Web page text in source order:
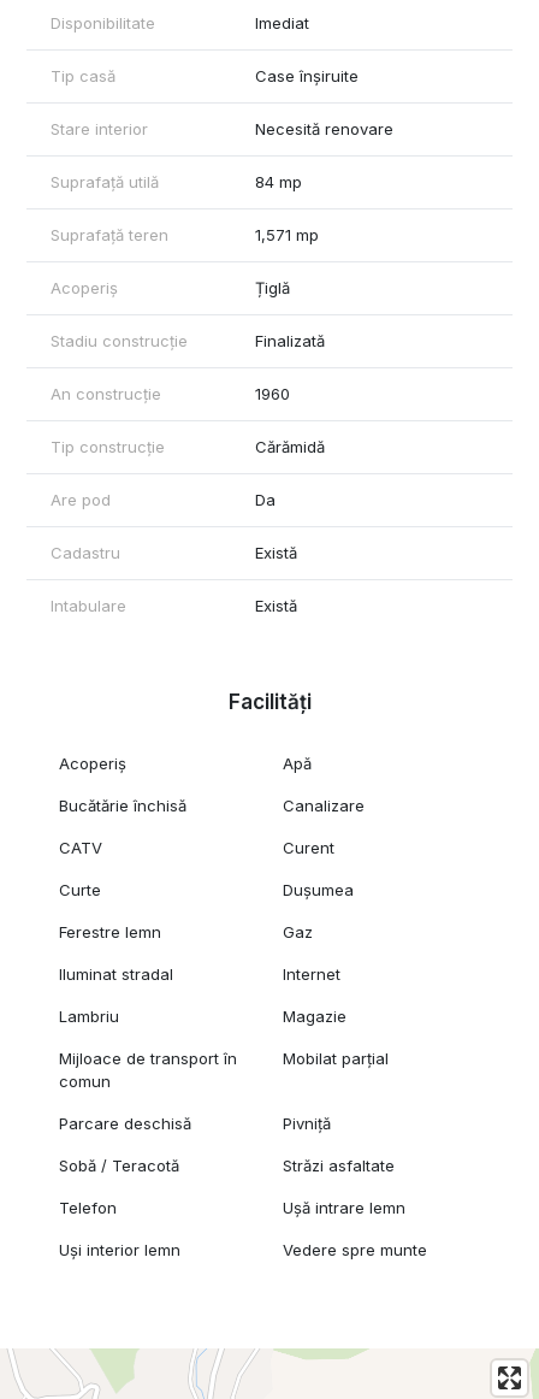
Disponibilitate Imediat
Tip casă Case înșiruite
Stare interior Necesită renovare
Suprafață utilă 84 mp
Suprafață teren 1,571 mp
Acoperiș Țiglă
Stadiu construcție Finalizată
An construcție 1960
Tip construcție Cărămidă
Are pod Da
Cadastru Există
Intabulare Există
Facilități
Acoperiș Apă
Bucătărie închisă Canalizare
CATV Curent
Curte Dușumea
Ferestre lemn Gaz
Iluminat stradal Internet
Lambriu Magazie
Mijloace de transport în
comun
Mobilat parțial
Parcare deschisă Pivniță
Sobă / Teracotă Străzi asfaltate
Telefon Ușă intrare lemn
Uși interior lemn Vedere spre munte